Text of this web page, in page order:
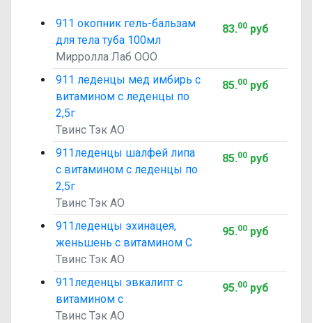
911 окопник гель-бальзам
для тела туба 100мл
Мирролла Лаб ООО
83.00руб
911 леденцы мед имбирь с
витамином с леденцы по
2,5г
Твинс Тэк АО
85.00руб
911леденцы шалфей липа
с витамином с леденцы по
2,5г
Твинс Тэк АО
85.00руб
911леденцы эхинацея,
женьшень с витамином С
Твинс Тэк АО
95.00руб
911леденцы эвкалипт с
витамином с
Твинс Тэк АО
95.00руб